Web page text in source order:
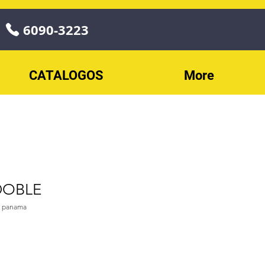
6090-3223
CATALOGOS More
panama